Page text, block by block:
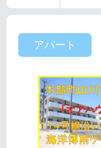
アパート